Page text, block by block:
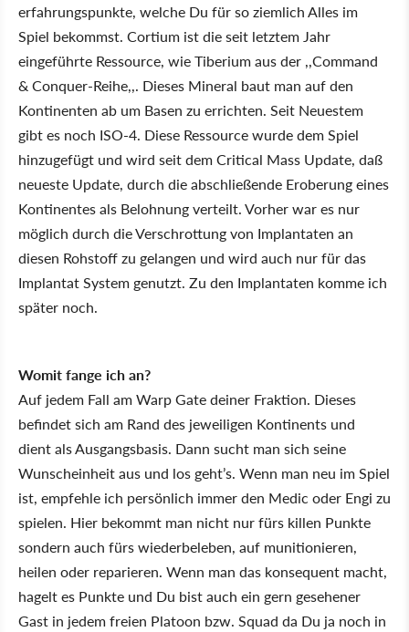
erfahrungspunkte, welche Du für so ziemlich Alles im
Spiel bekommst. Cortium ist die seit letztem Jahr
eingeführte Ressource, wie Tiberium aus der ,,Command
& Conquer-Reihe,,. Dieses Mineral baut man auf den
Kontinenten ab um Basen zu errichten. Seit Neuestem
gibt es noch ISO-4. Diese Ressource wurde dem Spiel
hinzugefügt und wird seit dem Critical Mass Update, daß
neueste Update, durch die abschließende Eroberung eines
Kontinentes als Belohnung verteilt. Vorher war es nur
möglich durch die Verschrottung von Implantaten an
diesen Rohstoff zu gelangen und wird auch nur für das
Implantat System genutzt. Zu den Implantaten komme ich
später noch.
Womit fange ich an?
Auf jedem Fall am Warp Gate deiner Fraktion. Dieses
befindet sich am Rand des jeweiligen Kontinents und
dient als Ausgangsbasis. Dann sucht man sich seine
Wunscheinheit aus und los geht’s. Wenn man neu im Spiel
ist, empfehle ich persönlich immer den Medic oder Engi zu
spielen. Hier bekommt man nicht nur fürs killen Punkte
sondern auch fürs wiederbeleben, auf munitionieren,
heilen oder reparieren. Wenn man das konsequent macht,
hagelt es Punkte und Du bist auch ein gern gesehener
Gast in jedem freien Platoon bzw. Squad da Du ja noch in